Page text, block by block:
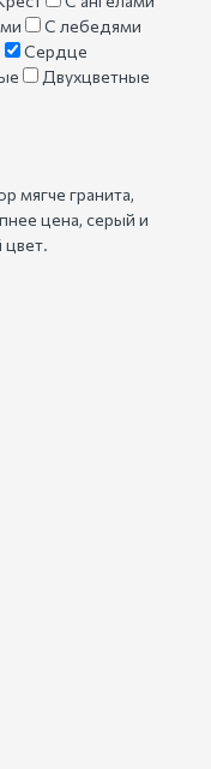
С лебедями
Сердце
Двухцветные
мягче гранита,
цена, серый и